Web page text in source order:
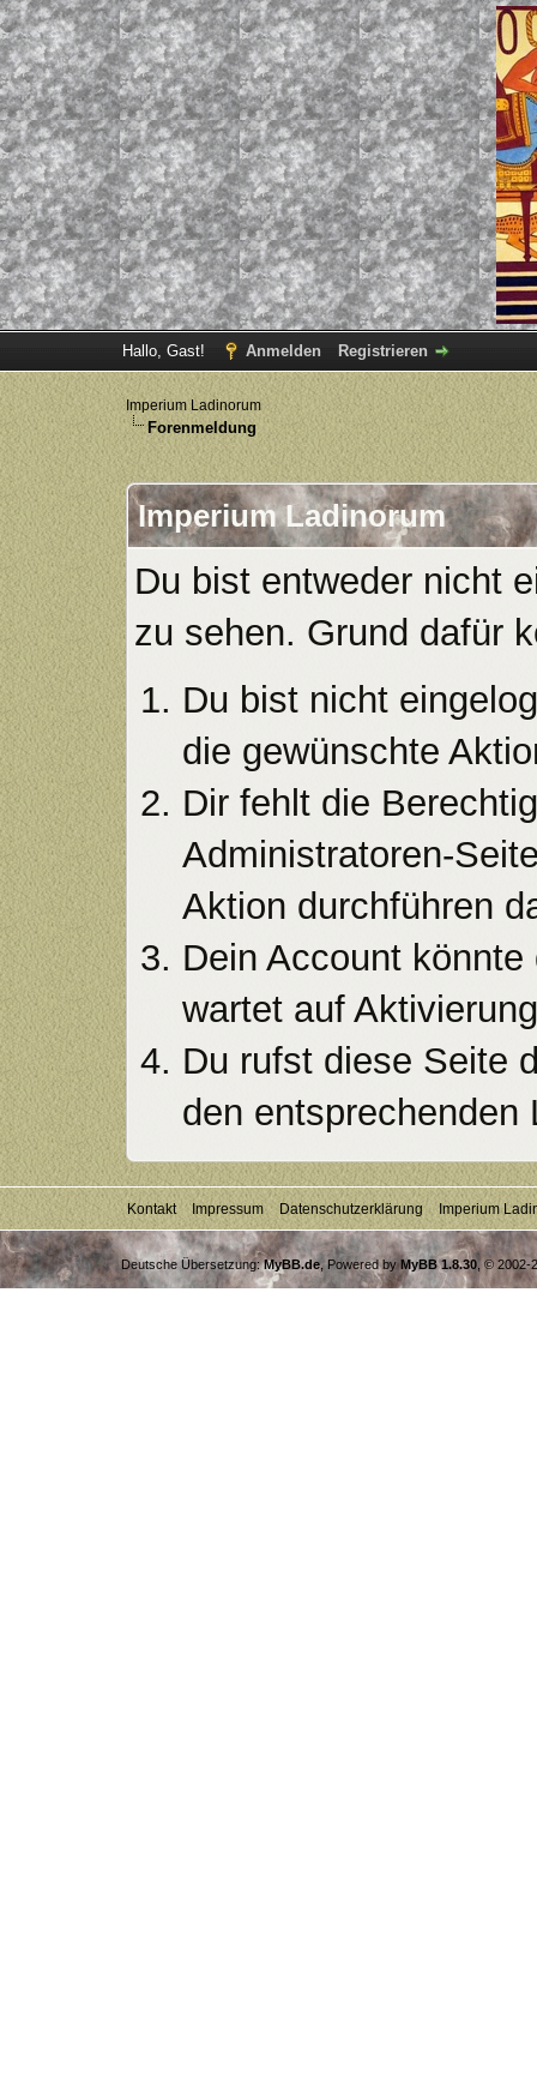
Hallo, Gast! Anmelden Registrieren
Imperium Ladinorum
Forenmeldung
Imperium Ladinorum
Du bist entweder nicht
zu sehen. Grund dafür
Du bist nicht
die gewünschte
Dir fehlt die
Administratoren-
Aktion durchführen
Dein Account
wartet auf
Du rufst diese Seite
den entsprechenden
Kontakt Impressum Datenschutzerklärung Imperium
Deutsche Übersetzung:MyBB.de, Powered byMyBB 1.8.30, © 2002-